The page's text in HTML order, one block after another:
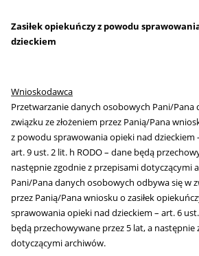
Zasiłek opiekuńczy z powodu
dzieckiem
Wnioskodawca
Przetwarzanie danych osobowych Pani/Pana
związku ze złożeniem przez Panią/Pana
z powodu sprawowania opieki nad dzieckiem
art. 9 ust. 2 lit. h RODO – dane będą
następnie zgodnie z przepisami dotyczącymi
Pani/Pana danych osobowych odbywa się w
przez Panią/Pana wniosku o zasiłek
sprawowania opieki nad dzieckiem – art. 6
będą przechowywane przez 5 lat, a następnie
dotyczącymi archiwów.